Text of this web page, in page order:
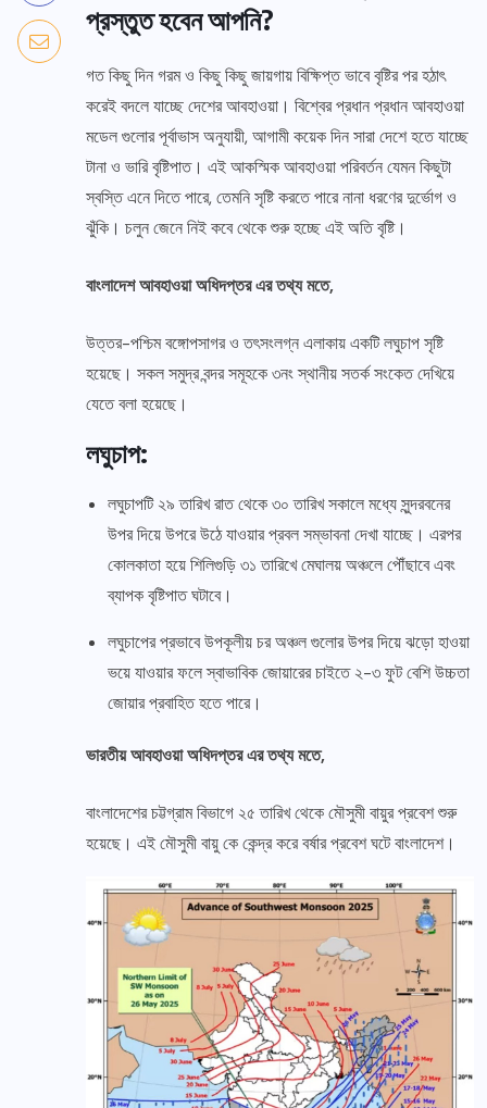
প্রস্তুত হবেন আপনি?
গত কিছু দিন গরম ও কিছু কিছু জায়গায় বিক্ষিপ্ত ভাবে বৃষ্টির পর হঠাৎ
করেই বদলে যাচ্ছে দেশের আবহাওয়া। বিশ্বের প্রধান প্রধান আবহাওয়া
মডেল গুলোর পূর্বাভাস অনুযায়ী, আগামী কয়েক দিন সারা দেশে হতে যাচ্ছে
টানা ও ভারি বৃষ্টিপাত। এই আকস্মিক আবহাওয়া পরিবর্তন যেমন কিছুটা
স্বস্তি এনে দিতে পারে, তেমনি সৃষ্টি করতে পারে নানা ধরণের দুর্ভোগ ও
ঝুঁকি। চলুন জেনে নিই কবে থেকে শুরু হচ্ছে এই অতি বৃষ্টি।
বাংলাদেশ আবহাওয়া অধিদপ্তর এর তথ্য মতে,
উত্তর-পশ্চিম বঙ্গোপসাগর ও তৎসংলগ্ন এলাকায় একটি লঘুচাপ সৃষ্টি
হয়েছে। সকল সমুদ্র বন্দর সমূহকে ৩নং স্থানীয় সতর্ক সংকেত দেখিয়ে
যেতে বলা হয়েছে।
লঘুচাপ:
লঘুচাপটি ২৯ তারিখ রাত থেকে ৩০ তারিখ সকালে মধ্যে সুন্দরবনের
উপর দিয়ে উপরে উঠে যাওয়ার প্রবল সম্ভাবনা দেখা যাচ্ছে। এরপর
কোলকাতা হয়ে শিলিগুড়ি ৩১ তারিখে মেঘালয় অঞ্চলে পৌঁছাবে এবং
ব্যাপক বৃষ্টিপাত ঘটাবে।
লঘুচাপের প্রভাবে উপকূলীয় চর অঞ্চল গুলোর উপর দিয়ে ঝড়ো হাওয়া
ভয়ে যাওয়ার ফলে স্বাভাবিক জোয়ারের চাইতে ২-৩ ফুট বেশি উচ্চতা
জোয়ার প্রবাহিত হতে পারে।
ভারতীয় আবহাওয়া অধিদপ্তর এর তথ্য মতে,
বাংলাদেশের চট্টগ্রাম বিভাগে ২৫ তারিখ থেকে মৌসুমী বায়ুর প্রবেশ শুরু
হয়েছে। এই মৌসুমী বায়ু কে কেন্দ্র করে বর্ষার প্রবেশ ঘটে বাংলাদেশ।